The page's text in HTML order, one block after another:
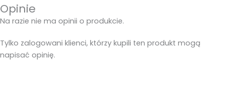
Opinie
Na razie nie ma opinii o produkcie.
Tylko zalogowani klienci, którzy kupili ten produkt mogą
napisać opinię.